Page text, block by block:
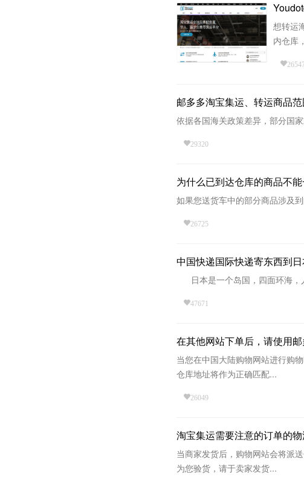
想转运
内仓库
邮多多淘宝集运、转运商品
依据各国海关政策差异，部分国
29320
为什么已到达仓库的商品不
如果您送货车中的部分商品涉及
26725
中国快递国际快递寄东西到日
日本是一个岛国，四面环海，
47671
在其他网站下单后，请使用
当您在中国大陆购物网站进行购
仓库地址将作为正确匹配...
26049
淘宝集运需要注意的订单的
当商家发货后，购物网站会将派
为您验货，请于卖家发货...